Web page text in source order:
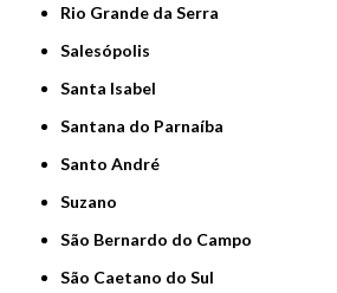
Rio Grande da Serra
Salesópolis
Santa Isabel
Santana do Parnaíba
Santo André
Suzano
São Bernardo do Campo
São Caetano do Sul